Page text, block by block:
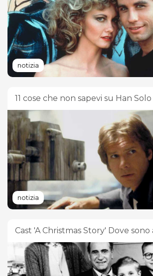
notizia
11 cose che non sapevi su Han Solo
notizia
Cast 'A Christmas Story' Dove sono